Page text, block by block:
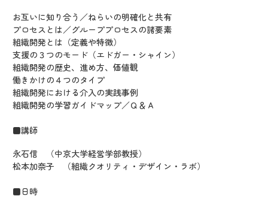
お互いに知り合う／ねらいの明確化と共有
プロセスとは／グループプロセスの諸要素
組織開発とは（定義や特徴）
支援の３つのモード（エドガー・シャイン）
組織開発の歴史、進め方、価値観
働きかけの４つのタイプ
組織開発における介入の実践事例
組織開発の学習ガイドマップ／Ｑ＆Ａ
■講師
永石信 （中京大学経営学部教授）
松本加奈子 （組織クオリティ・デザイン・ラボ）
■日時